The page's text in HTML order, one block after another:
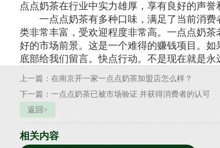
点点奶茶在行业中实力雄厚，享有良好的声
一点点奶茶有多种口味，满足了当前消费
类非常丰富，受欢迎程度非常高。一点点奶茶
好的市场前景。这是一个难得的赚钱项目。如
底部给我们留言。快点行动。不是现在就是永
上一篇：在南京开一家一点点奶茶加盟店怎么样？
下一篇：一点点奶茶已被市场验证 并获得消费者的认可
返回>
相关内容